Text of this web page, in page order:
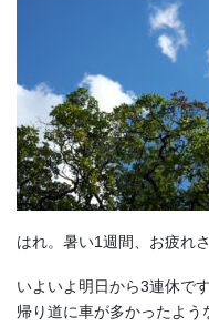
はれ。暑い1週間、お疲れ
いよいよ明日から3連休で
帰り道に車が多かったよ